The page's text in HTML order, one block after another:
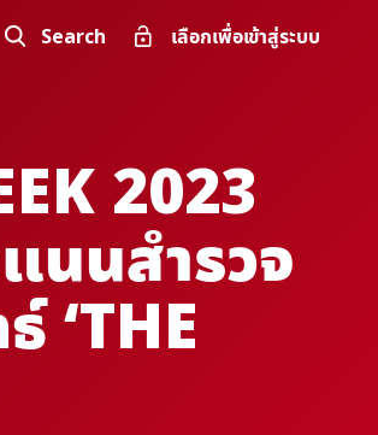
Search เลือกเพื่อเข้าสู่ระบบ
2023
นนสำรวจ
‘THE